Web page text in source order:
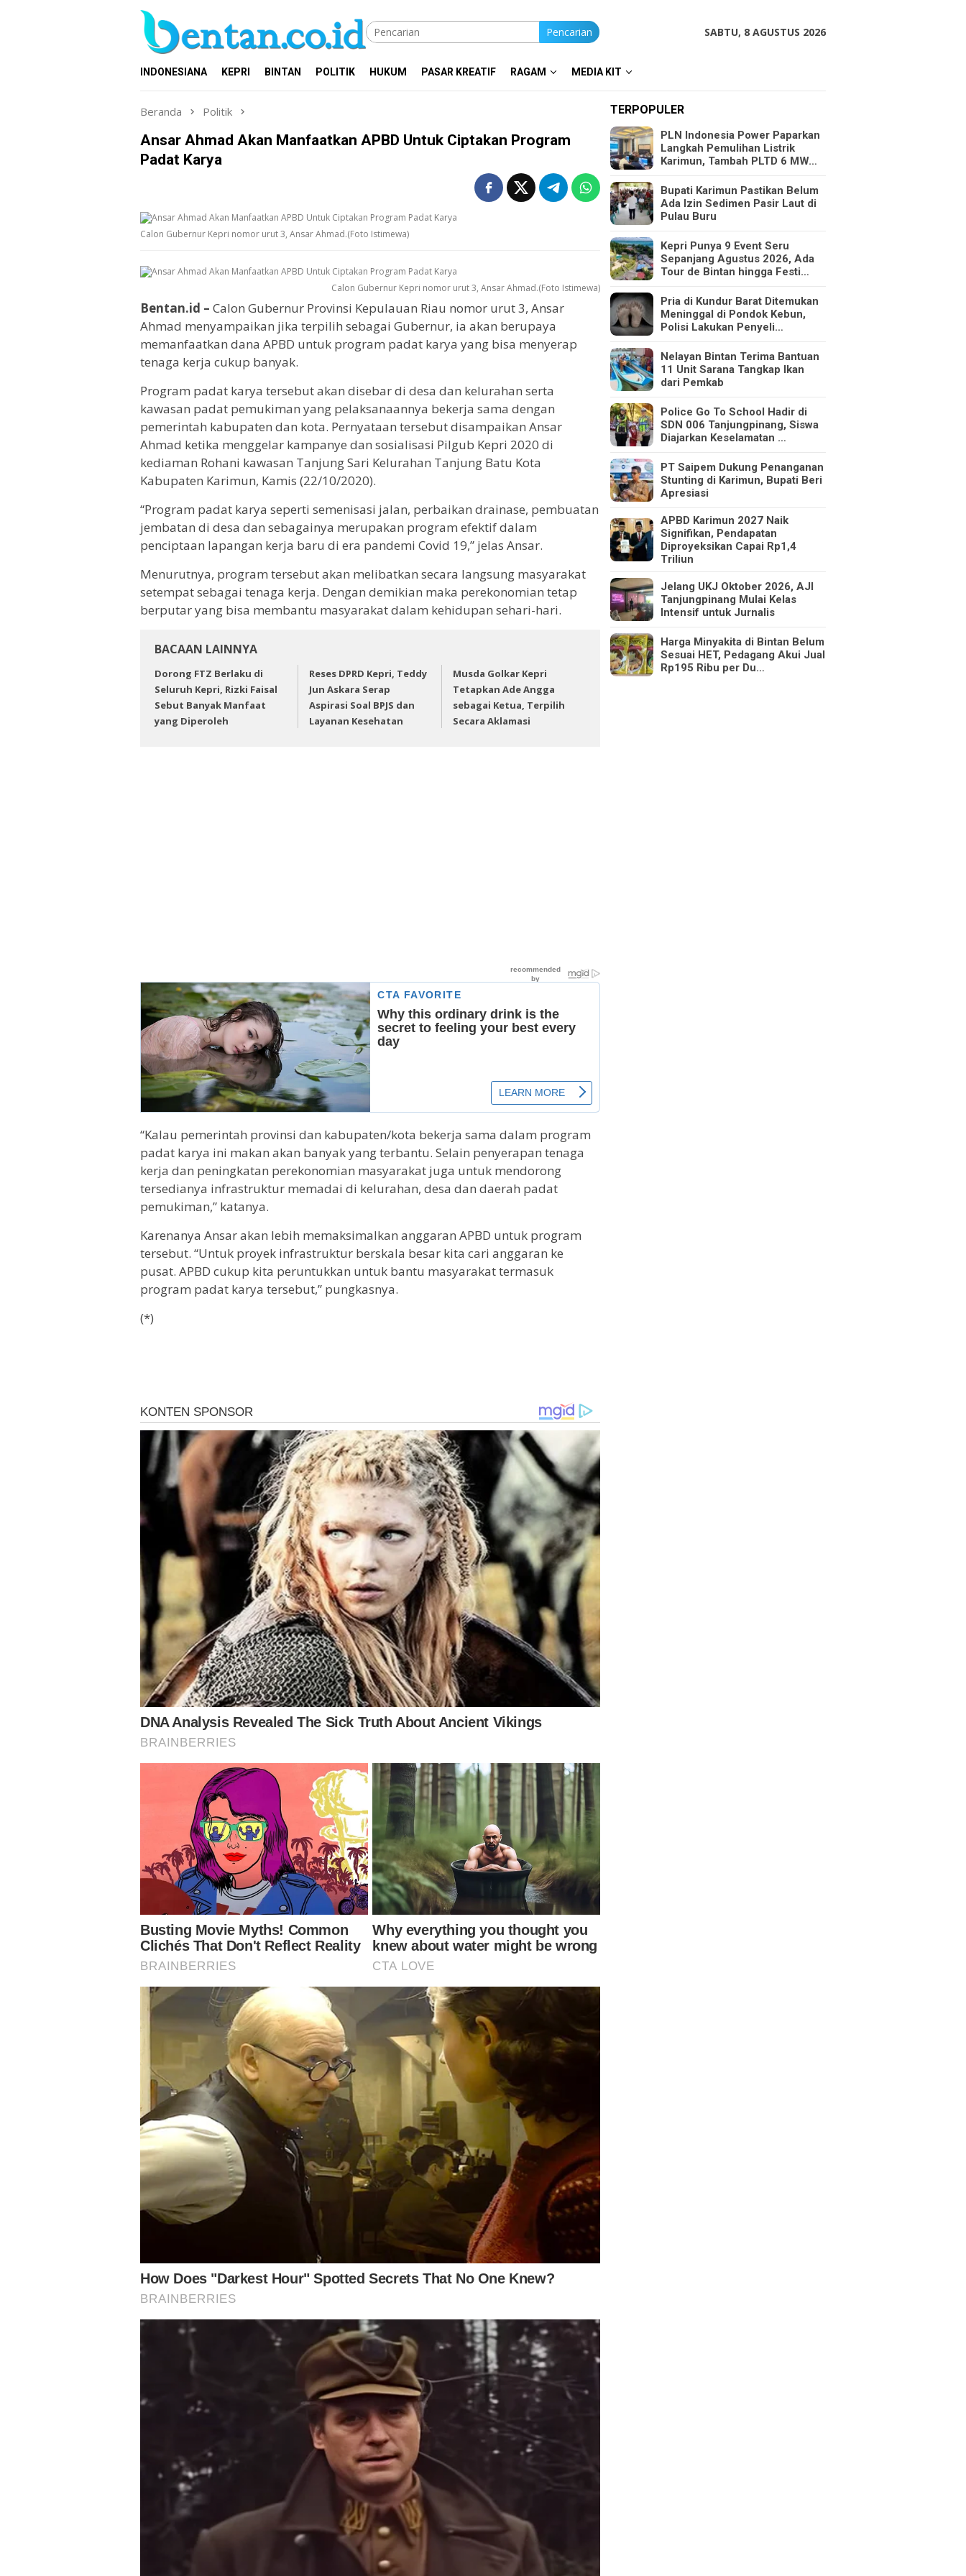
Pencarian SABTU, 8 AGUSTUS 2026
INDONESIANA KEPRI BINTAN POLITIK HUKUM PASAR KREATIF RAGAM MEDIA KIT
Beranda Politik
Ansar Ahmad Akan Manfaatkan APBD Untuk Ciptakan Program
Padat Karya
Calon Gubernur Kepri nomor urut 3, Ansar Ahmad.(Foto Istimewa)
Calon Gubernur Kepri nomor urut 3, Ansar Ahmad.(Foto Istimewa)
Bentan.id – Calon Gubernur Provinsi Kepulauan Riau nomor urut 3, Ansar
Ahmad menyampaikan jika terpilih sebagai Gubernur, ia akan berupaya
memanfaatkan dana APBD untuk program padat karya yang bisa menyerap
tenaga kerja cukup banyak.
Program padat karya tersebut akan disebar di desa dan kelurahan serta
kawasan padat pemukiman yang pelaksanaannya bekerja sama dengan
pemerintah kabupaten dan kota. Pernyataan tersebut disampaikan Ansar
Ahmad ketika menggelar kampanye dan sosialisasi Pilgub Kepri 2020 di
kediaman Rohani kawasan Tanjung Sari Kelurahan Tanjung Batu Kota
Kabupaten Karimun, Kamis (22/10/2020).
“Program padat karya seperti semenisasi jalan, perbaikan drainase, pembuatan
jembatan di desa dan sebagainya merupakan program efektif dalam
penciptaan lapangan kerja baru di era pandemi Covid 19,” jelas Ansar.
Menurutnya, program tersebut akan melibatkan secara langsung masyarakat
setempat sebagai tenaga kerja. Dengan demikian maka perekonomian tetap
berputar yang bisa membantu masyarakat dalam kehidupan sehari-hari.
BACAAN LAINNYA
Dorong FTZ Berlaku di
Seluruh Kepri, Rizki Faisal
Sebut Banyak Manfaat
yang Diperoleh
Reses DPRD Kepri, Teddy
Jun Askara Serap
Aspirasi Soal BPJS dan
Layanan Kesehatan
Musda Golkar Kepri
Tetapkan Ade Angga
sebagai Ketua, Terpilih
Secara Aklamasi
“Kalau pemerintah provinsi dan kabupaten/kota bekerja sama dalam program
padat karya ini makan akan banyak yang terbantu. Selain penyerapan tenaga
kerja dan peningkatan perekonomian masyarakat juga untuk mendorong
tersedianya infrastruktur memadai di kelurahan, desa dan daerah padat
pemukiman,” katanya.
Karenanya Ansar akan lebih memaksimalkan anggaran APBD untuk program
tersebut. “Untuk proyek infrastruktur berskala besar kita cari anggaran ke
pusat. APBD cukup kita peruntukkan untuk bantu masyarakat termasuk
program padat karya tersebut,” pungkasnya.
(*)
TERPOPULER
PLN Indonesia Power Paparkan
Langkah Pemulihan Listrik
Karimun, Tambah PLTD 6 MW…
Bupati Karimun Pastikan Belum
Ada Izin Sedimen Pasir Laut di
Pulau Buru
Kepri Punya 9 Event Seru
Sepanjang Agustus 2026, Ada
Tour de Bintan hingga Festi…
Pria di Kundur Barat Ditemukan
Meninggal di Pondok Kebun,
Polisi Lakukan Penyeli…
Nelayan Bintan Terima Bantuan
11 Unit Sarana Tangkap Ikan
dari Pemkab
Police Go To School Hadir di
SDN 006 Tanjungpinang, Siswa
Diajarkan Keselamatan …
PT Saipem Dukung Penanganan
Stunting di Karimun, Bupati Beri
Apresiasi
APBD Karimun 2027 Naik
Signifikan, Pendapatan
Diproyeksikan Capai Rp1,4
Triliun
Jelang UKJ Oktober 2026, AJI
Tanjungpinang Mulai Kelas
Intensif untuk Jurnalis
Harga Minyakita di Bintan Belum
Sesuai HET, Pedagang Akui Jual
Rp195 Ribu per Du…